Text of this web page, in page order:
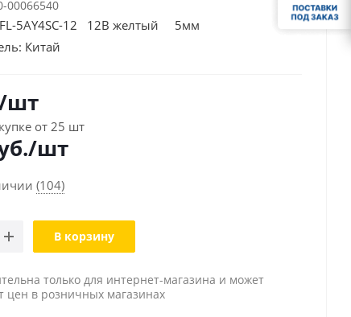
00066540
5AY4SC-12 12В желтый 5мм
Китай
шт
от 25 шт
шт
(104)
В корзину
только для интернет-магазина и может
цен в розничных магазинах